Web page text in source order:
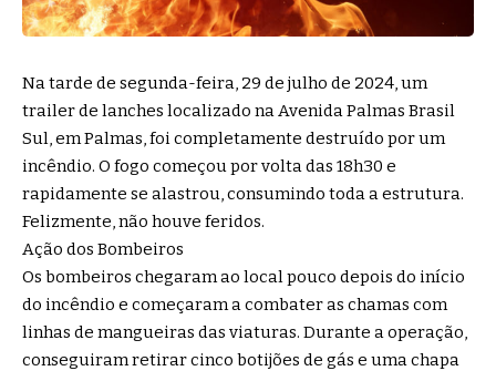
Na tarde de segunda-feira, 29 de julho de 2024, um
trailer de lanches localizado na Avenida Palmas Brasil
Sul, em Palmas, foi completamente destruído por um
incêndio. O fogo começou por volta das 18h30 e
rapidamente se alastrou, consumindo toda a estrutura.
Felizmente, não houve feridos.
Ação dos Bombeiros
Os bombeiros chegaram ao local pouco depois do início
do incêndio e começaram a combater as chamas com
linhas de mangueiras das viaturas. Durante a operação,
conseguiram retirar cinco botijões de gás e uma chapa